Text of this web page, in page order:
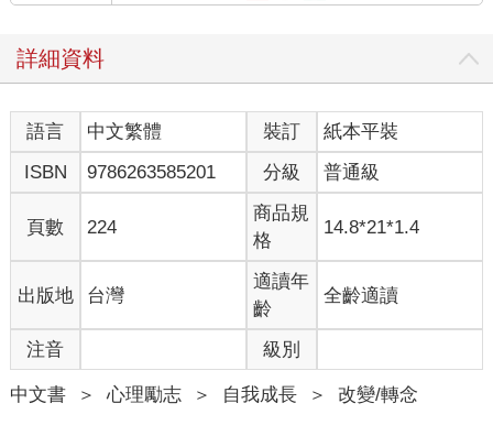
招呼，就能開啟好心情的正循環。相反地，臭臉相對就會造成彼
缺。
「語先後禮」的概念源自禪語，意思是先說話，後行鞠躬。打招
呼時，先看著對方說早安或午安，接著再行禮，這是基本禮儀。
現在有不少人打招呼時足不停步，也不會正眼直視對方，草草點
個頭，隨口丟下一句：「嘿！」記住，這是會造成對方情緒不佳
的行為。
24感謝今天可以健康醒來——培養幸福體質的方法
◉幸福感是身心健康的維他命
因病臥床或強烈意識到自己的生命有限的人，經常會這麼說：
「每天早上能夠順利醒來，我都感到無比幸福。我能活著迎接這
新的一天，真是太幸福、太感謝了。」
詳細資料
語言 中文繁體 裝訂
紙本平裝
ISBN
9786263585201 分級 普通級
頁數 224
商品規
格
14.8*21*1.4
出版地 台灣
適讀年
齡
全齡適讀
注音 級別
中文書 ＞ 心理勵志 ＞ 自我成長 ＞ 改變/轉念